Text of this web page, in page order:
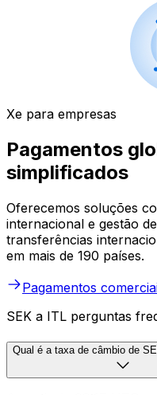
Xe para empresas
Pagamentos
simplificados
Oferecemos soluções
internacional e gestão
transferências
em mais de 190 países.
Pagamentos
SEK a ITL perguntas
Qual é a taxa de câmbio de